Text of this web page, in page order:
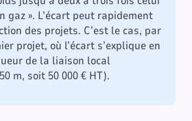
gaz ». L’écart peut rapidement
des projets. C’est le cas, par
projet, où l’écart s’explique en
de la liaison local
m, soit 50 000 € HT).